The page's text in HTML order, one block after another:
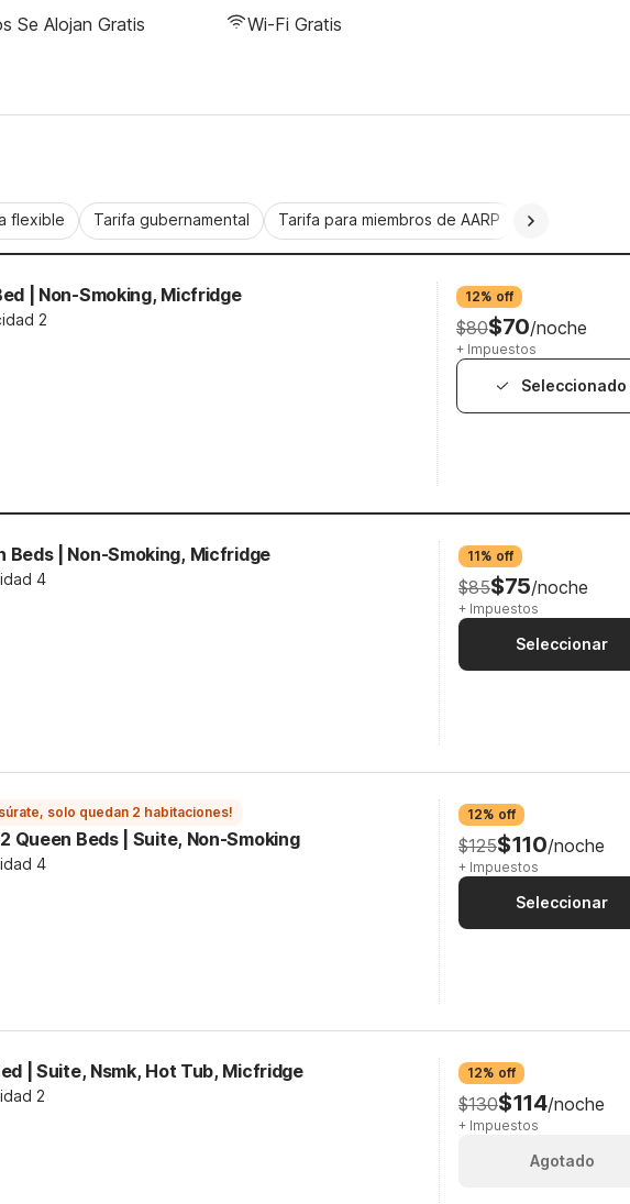
Se Alojan Gratis Wi-Fi Gratis
flexible Tarifa gubernamental Tarifa para miembros de AARP
| Non-Smoking, Micfridge
2
12% off
$80$70/noche
+ Impuestos
Seleccionado
Beds | Non-Smoking, Micfridge
4
11% off
$85$75/noche
+ Impuestos
Seleccionar
solo quedan 2 habitaciones!
Queen Beds | Suite, Non-Smoking
4
12% off
$125$110/noche
+ Impuestos
Seleccionar
| Suite, Nsmk, Hot Tub, Micfridge
2
12% off
$130$114/noche
+ Impuestos
Agotado